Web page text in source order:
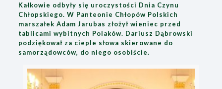
Kałkowie odbyły się uroczystości Dnia Czynu
Chłopskiego. W Panteonie Chłopów Polskich
marszałek Adam Jarubas złożył wieniec przed
tablicami wybitnych Polaków. Dariusz Dąbrowski
podziękował za cieple słowa skierowane do
samorządowców, do niego osobiście.